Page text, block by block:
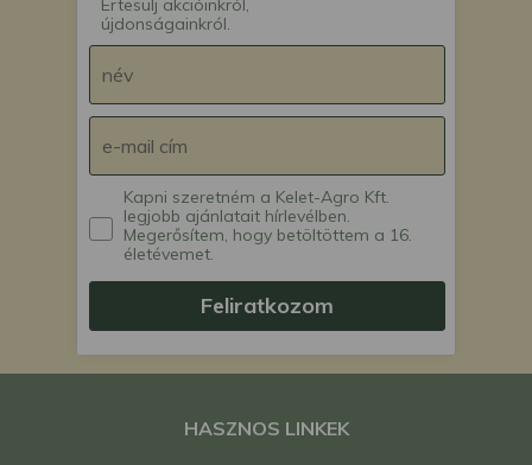
Értesülj akcióinkról,
újdonságainkról.
Kapni szeretném a Kelet-Agro Kft.
legjobb ajánlatait hírlevélben.
Megerősítem, hogy betöltöttem a 16.
életévemet.
Feliratkozom
HASZNOS LINKEK